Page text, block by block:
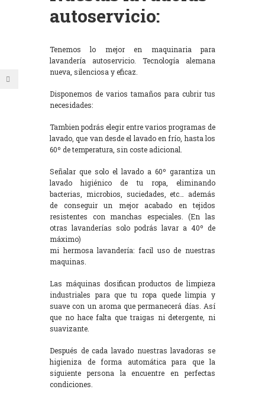
autoservicio:
Tenemos lo mejor en maquinaria para
lavandería autoservicio. Tecnología alemana
nueva, silenciosa y eficaz.
Disponemos de varios tamaños para cubrir tus
necesidades:
Tambien podrás elegir entre varios programas de
lavado, que van desde el lavado en frío, hasta los
60º de temperatura, sin coste adicional.
Señalar que solo el lavado a 60º garantiza un
lavado higiénico de tu ropa, eliminando
bacterias, microbios, suciedades, etc… además
de conseguir un mejor acabado en tejidos
resistentes con manchas especiales. (En las
otras lavanderías solo podrás lavar a 40º de
máximo)
mi hermosa lavandería: facil uso de nuestras
maquinas.
Las máquinas dosifican productos de limpieza
industriales para que tu ropa quede limpia y
suave con un aroma que permanecerá días. Así
que no hace falta que traigas ni detergente, ni
suavizante.
Después de cada lavado nuestras lavadoras se
higieniza de forma automática para que la
siguiente persona la encuentre en perfectas
condiciones.